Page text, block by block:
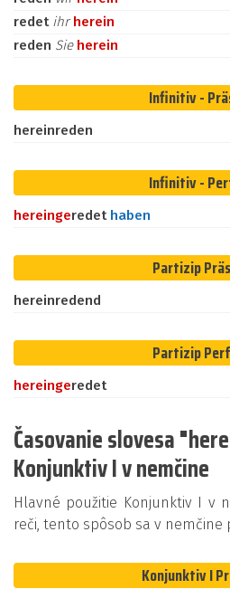
redet ihrherein
reden Sie herein
Infinitiv -
hereinreden
Infinitiv -
hereingeredet haben
Partizip
hereinredend
Partizip
hereingeredet
Časovanie slovesa
Konjunktiv I v nemčine
Hlavné použitie Konjunktiv I v
reči, tento spôsob sa v nemčine
Konjunktiv I